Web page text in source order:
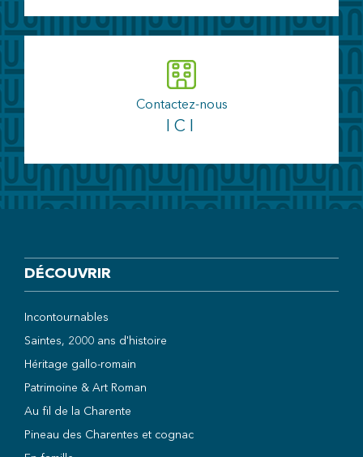
Contactez-nous
ICI
DÉCOUVRIR
Incontournables
Saintes, 2000 ans d'histoire
Héritage gallo-romain
Patrimoine & Art Roman
Au fil de la Charente
Pineau des Charentes et cognac